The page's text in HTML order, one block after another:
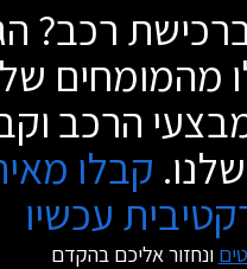
ברכישת רכב?
מהמומחים
הרכב
קבלו
עכשיו
ונחזור אליכם בהקדם